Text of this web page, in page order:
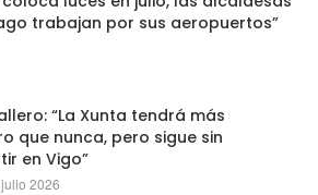
trabajan por sus aeropuertos”
“La Xunta tendrá más
que nunca, pero sigue sin
en Vigo”
2026